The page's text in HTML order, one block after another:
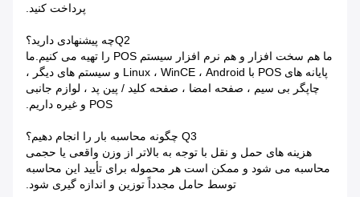
پرداخت کنید.
Q2چه پیشنهادی دارید؟
ما هم سخت افزار و هم نرم افزار سیستم POS را تهیه می کنیم.ما
پایانه های POS با Linux ، WinCE ، Android و سیستم های دیگر ،
چاپگر بی سیم ، صفحه امضا ، صفحه کلید / پین پد ، لوازم جانبی
POS و غیره داریم.
Q3 چگونه محاسبه بار را انجام دهیم؟
هزینه های حمل و نقل با توجه به بالاتر از وزن واقعی یا حجمی
محاسبه می شود و ممکن است هر محموله برای تأیید این محاسبه
توسط حامل مجدداً توزین و اندازه گیری شود.